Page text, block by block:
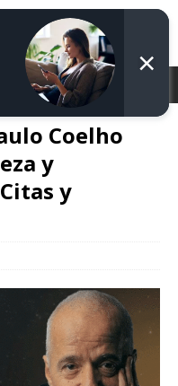
Coelho
y
y